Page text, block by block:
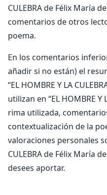
CULEBRA de Félix María
comentarios de otros
poema.
En los comentarios
añadir si no están) el
“EL HOMBRE Y LA
utilizan en “EL HOMBRE Y
rima utilizada,
contextualización de la
valoraciones personales
CULEBRA de Félix María
desees aportar.